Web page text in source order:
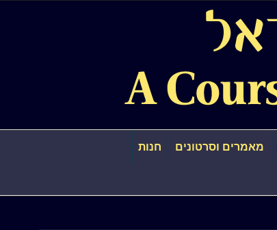
מאמרים וסרטונים חנות